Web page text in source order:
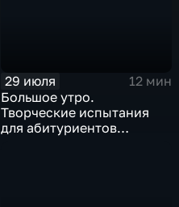
29 июля
12 мин
Большое утро.
Творческие испытания
для абитуриентов